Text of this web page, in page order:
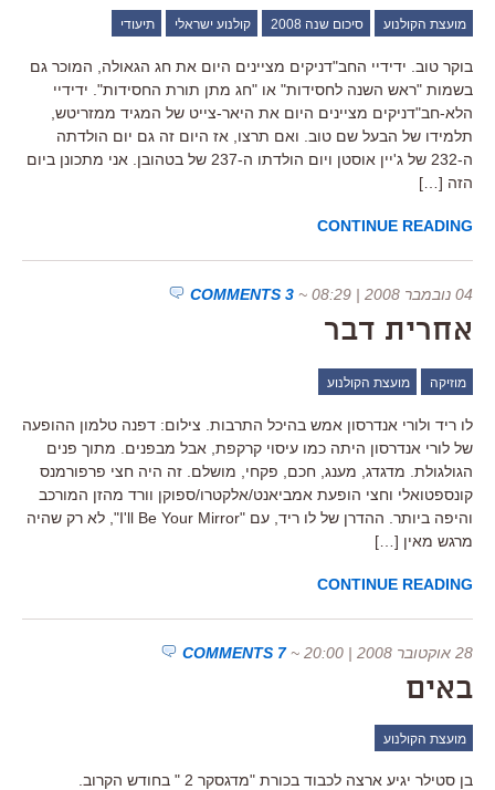
מועצת הקולנוע סיכום שנה 2008 קולנוע ישראלי תיעודי
בוקר טוב. ידידיי החב"דניקים מציינים היום את חג הגאולה, המוכר גם
בשמות "ראש השנה לחסידות" או "חג מתן תורת החסידות". ידידיי
הלא-חב"דניקים מציינים היום את היאר-צייט של המגיד ממזריטש,
תלמידו של הבעל שם טוב. ואם תרצו, אז היום זה גם יום הולדתה
ה-232 של ג'יין אוסטן ויום הולדתו ה-237 של בטהובן. אני מתכונן ביום
הזה […]
CONTINUE READING
04 נובמבר 2008 | 08:29 ~
3 COMMENTS
אחרית דבר
מוזיקה מועצת הקולנוע
לו ריד ולורי אנדרסון אמש בהיכל התרבות. צילום: דפנה טלמון ההופעה
של לורי אנדרסון היתה כמו עיסוי קרקפת, אבל מבפנים. מתוך פנים
הגולגולת. מדגדג, מענג, חכם, פקחי, מושלם. זה היה חצי פרפורמנס
קונספטואלי וחצי הופעת אמביאנט/אלקטרו/ספוקן וורד מהזן המורכב
והיפה ביותר. ההדרן של לו ריד, עם "I'll Be Your Mirror", לא רק שהיה
מרגש מאין […]
CONTINUE READING
28 אוקטובר 2008 | 20:00 ~
7 COMMENTS
באים
מועצת הקולנוע
בן סטילר יגיע ארצה לכבוד בכורת "מדגסקר 2 " בחודש הקרוב.